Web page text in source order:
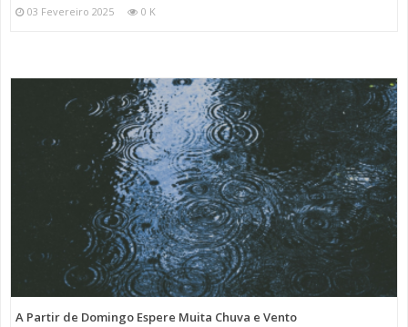
03 Fevereiro 2025 0 K
A Partir de Domingo Espere Muita Chuva e Vento